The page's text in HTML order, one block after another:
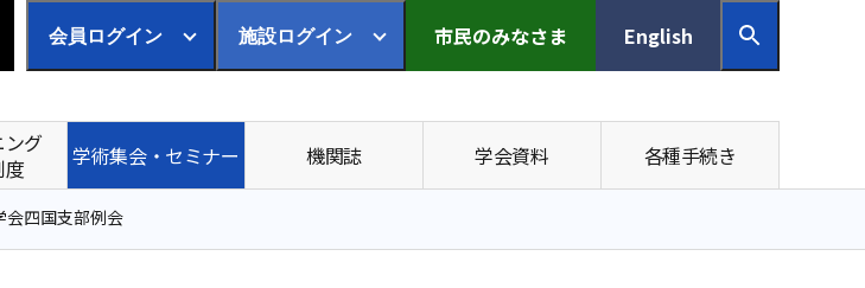
会員ログイン 施設ログイン 市民のみなさま English
ング
度
学術集会・セミナー 機関誌 学会資料 各種手続き
四国支部例会